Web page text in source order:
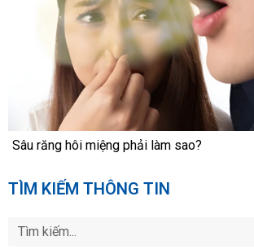
Sâu răng hôi miệng phải làm sao?
TÌM KIẾM THÔNG TIN